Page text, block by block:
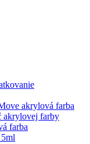
akrylová farba
akrylovej farby
farba